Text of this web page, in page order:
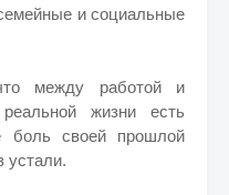
и социальные
между работой и
жизни есть
боль своей прошлой
устали.